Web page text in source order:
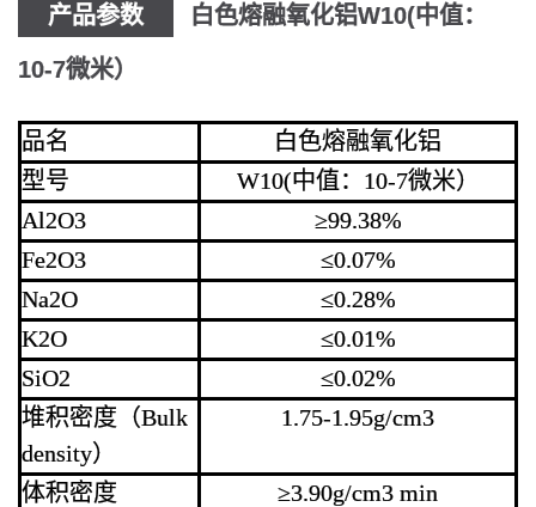
产品参数 白色熔融氧化铝W10(中值：
10-7微米）
品名
白色熔融氧化铝
型号
W10(中值：10-7微米）
Al2O3
≥99.38%
Fe2O3
≤0.07%
Na2O
≤0.28%
K2O
≤0.01%
SiO2
≤0.02%
堆积密度（Bulk
density）
1.75-1.95g/cm3
体积密度
≥3.90g/cm3 min